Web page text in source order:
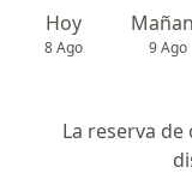
Hoy
8 Ago 9 Ago
La reserva